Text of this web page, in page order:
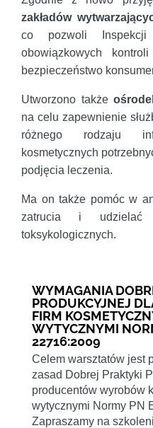
zakładów
co pozwoli Inspekcji
obowiązkowych
bezpieczeństwo
Utworzono także
na celu zapewnienie
różnego rodzaju
kosmetycznych
podjęcia leczenia.
Ma on także pomóc w
zatrucia i udzielać
toksykologicznych.
WYMAGANIA
PRODUKCYJNEJ
FIRM
WYTYCZNYMI
22716:2009
Celem warsztatów jest
zasad Dobrej Praktyki
producentów wyrobów
wytycznymi Normy PN
Zapraszamy na